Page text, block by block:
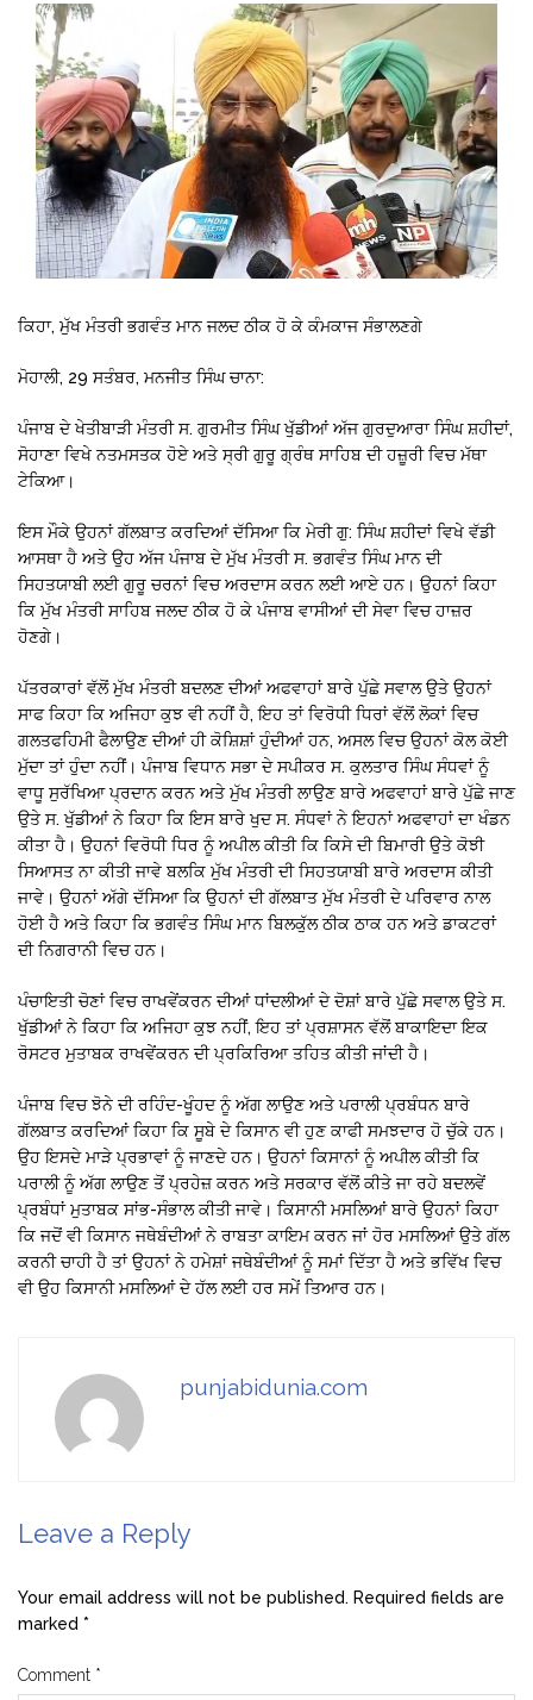
ਕਿਹਾ, ਮੁੱਖ ਮੰਤਰੀ ਭਗਵੰਤ ਮਾਨ ਜਲਦ ਠੀਕ ਹੋ ਕੇ ਕੰਮਕਾਜ ਸੰਭਾਲਣਗੇ
ਮੋਹਾਲੀ, 29 ਸਤੰਬਰ, ਮਨਜੀਤ ਸਿੰਘ ਚਾਨਾ:
ਪੰਜਾਬ ਦੇ ਖੇਤੀਬਾੜੀ ਮੰਤਰੀ ਸ. ਗੁਰਮੀਤ ਸਿੰਘ ਖੁੱਡੀਆਂ ਅੱਜ ਗੁਰਦੁਆਰਾ ਸਿੰਘ ਸ਼ਹੀਦਾਂ,
ਸੋਹਾਣਾ ਵਿਖੇ ਨਤਮਸਤਕ ਹੋਏ ਅਤੇ ਸ੍ਰੀ ਗੁਰੂ ਗ੍ਰੰਥ ਸਾਹਿਬ ਦੀ ਹਜ਼ੂਰੀ ਵਿਚ ਮੱਥਾ
ਟੇਕਿਆ।
ਇਸ ਮੌਕੇ ਉਹਨਾਂ ਗੱਲਬਾਤ ਕਰਦਿਆਂ ਦੱਸਿਆ ਕਿ ਮੇਰੀ ਗੁ: ਸਿੰਘ ਸ਼ਹੀਦਾਂ ਵਿਖੇ ਵੱਡੀ
ਆਸਥਾ ਹੈ ਅਤੇ ਉਹ ਅੱਜ ਪੰਜਾਬ ਦੇ ਮੁੱਖ ਮੰਤਰੀ ਸ. ਭਗਵੰਤ ਸਿੰਘ ਮਾਨ ਦੀ
ਸਿਹਤਯਾਬੀ ਲਈ ਗੁਰੂ ਚਰਨਾਂ ਵਿਚ ਅਰਦਾਸ ਕਰਨ ਲਈ ਆਏ ਹਨ। ਉਹਨਾਂ ਕਿਹਾ
ਕਿ ਮੁੱਖ ਮੰਤਰੀ ਸਾਹਿਬ ਜਲਦ ਠੀਕ ਹੋ ਕੇ ਪੰਜਾਬ ਵਾਸੀਆਂ ਦੀ ਸੇਵਾ ਵਿਚ ਹਾਜ਼ਰ
ਹੋਣਗੇ।
ਪੱਤਰਕਾਰਾਂ ਵੱਲੋਂ ਮੁੱਖ ਮੰਤਰੀ ਬਦਲਣ ਦੀਆਂ ਅਫਵਾਹਾਂ ਬਾਰੇ ਪੁੱਛੇ ਸਵਾਲ ਉਤੇ ਉਹਨਾਂ
ਸਾਫ ਕਿਹਾ ਕਿ ਅਜਿਹਾ ਕੁਝ ਵੀ ਨਹੀਂ ਹੈ, ਇਹ ਤਾਂ ਵਿਰੋਧੀ ਧਿਰਾਂ ਵੱਲੋਂ ਲੋਕਾਂ ਵਿਚ
ਗਲਤਫਹਿਮੀ ਫੈਲਾਉਣ ਦੀਆਂ ਹੀ ਕੋਸ਼ਿਸ਼ਾਂ ਹੁੰਦੀਆਂ ਹਨ, ਅਸਲ ਵਿਚ ਉਹਨਾਂ ਕੋਲ ਕੋਈ
ਮੁੱਦਾ ਤਾਂ ਹੁੰਦਾ ਨਹੀਂ। ਪੰਜਾਬ ਵਿਧਾਨ ਸਭਾ ਦੇ ਸਪੀਕਰ ਸ. ਕੁਲਤਾਰ ਸਿੰਘ ਸੰਧਵਾਂ ਨੂੰ
ਵਾਧੂ ਸੁਰੱਖਿਆ ਪ੍ਰਦਾਨ ਕਰਨ ਅਤੇ ਮੁੱਖ ਮੰਤਰੀ ਲਾਉਣ ਬਾਰੇ ਅਫਵਾਹਾਂ ਬਾਰੇ ਪੁੱਛੇ ਜਾਣ
ਉਤੇ ਸ. ਖੁੱਡੀਆਂ ਨੇ ਕਿਹਾ ਕਿ ਇਸ ਬਾਰੇ ਖੁਦ ਸ. ਸੰਧਵਾਂ ਨੇ ਇਹਨਾਂ ਅਫਵਾਹਾਂ ਦਾ ਖੰਡਨ
ਕੀਤਾ ਹੈ। ਉਹਨਾਂ ਵਿਰੋਧੀ ਧਿਰ ਨੂੰ ਅਪੀਲ ਕੀਤੀ ਕਿ ਕਿਸੇ ਦੀ ਬਿਮਾਰੀ ਉਤੇ ਕੋਝੀ
ਸਿਆਸਤ ਨਾ ਕੀਤੀ ਜਾਵੇ ਬਲਕਿ ਮੁੱਖ ਮੰਤਰੀ ਦੀ ਸਿਹਤਯਾਬੀ ਬਾਰੇ ਅਰਦਾਸ ਕੀਤੀ
ਜਾਵੇ। ਉਹਨਾਂ ਅੱਗੇ ਦੱਸਿਆ ਕਿ ਉਹਨਾਂ ਦੀ ਗੱਲਬਾਤ ਮੁੱਖ ਮੰਤਰੀ ਦੇ ਪਰਿਵਾਰ ਨਾਲ
ਹੋਈ ਹੈ ਅਤੇ ਕਿਹਾ ਕਿ ਭਗਵੰਤ ਸਿੰਘ ਮਾਨ ਬਿਲਕੁੱਲ ਠੀਕ ਠਾਕ ਹਨ ਅਤੇ ਡਾਕਟਰਾਂ
ਦੀ ਨਿਗਰਾਨੀ ਵਿਚ ਹਨ।
ਪੰਚਾਇਤੀ ਚੋਣਾਂ ਵਿਚ ਰਾਖਵੇਂਕਰਨ ਦੀਆਂ ਧਾਂਦਲੀਆਂ ਦੇ ਦੋਸ਼ਾਂ ਬਾਰੇ ਪੁੱਛੇ ਸਵਾਲ ਉਤੇ ਸ.
ਖੁੱਡੀਆਂ ਨੇ ਕਿਹਾ ਕਿ ਅਜਿਹਾ ਕੁਝ ਨਹੀਂ, ਇਹ ਤਾਂ ਪ੍ਰਸ਼ਾਸਨ ਵੱਲੋਂ ਬਾਕਾਇਦਾ ਇਕ
ਰੋਸਟਰ ਮੁਤਾਬਕ ਰਾਖਵੇਂਕਰਨ ਦੀ ਪ੍ਰਕਿਰਿਆ ਤਹਿਤ ਕੀਤੀ ਜਾਂਦੀ ਹੈ।
ਪੰਜਾਬ ਵਿਚ ਝੋਨੇ ਦੀ ਰਹਿੰਦ-ਖੂੰਹਦ ਨੂੰ ਅੱਗ ਲਾਉਣ ਅਤੇ ਪਰਾਲੀ ਪ੍ਰਬੰਧਨ ਬਾਰੇ
ਗੱਲਬਾਤ ਕਰਦਿਆਂ ਕਿਹਾ ਕਿ ਸੂਬੇ ਦੇ ਕਿਸਾਨ ਵੀ ਹੁਣ ਕਾਫੀ ਸਮਝਦਾਰ ਹੋ ਚੁੱਕੇ ਹਨ।
ਉਹ ਇਸਦੇ ਮਾੜੇ ਪ੍ਰਭਾਵਾਂ ਨੂੰ ਜਾਣਦੇ ਹਨ। ਉਹਨਾਂ ਕਿਸਾਨਾਂ ਨੂੰ ਅਪੀਲ ਕੀਤੀ ਕਿ
ਪਰਾਲੀ ਨੂੰ ਅੱਗ ਲਾਉਣ ਤੋਂ ਪ੍ਰਹੇਜ਼ ਕਰਨ ਅਤੇ ਸਰਕਾਰ ਵੱਲੋਂ ਕੀਤੇ ਜਾ ਰਹੇ ਬਦਲਵੇਂ
ਪ੍ਰਬੰਧਾਂ ਮੁਤਾਬਕ ਸਾਂਭ-ਸੰਭਾਲ ਕੀਤੀ ਜਾਵੇ। ਕਿਸਾਨੀ ਮਸਲਿਆਂ ਬਾਰੇ ਉਹਨਾਂ ਕਿਹਾ
ਕਿ ਜਦੋਂ ਵੀ ਕਿਸਾਨ ਜਥੇਬੰਦੀਆਂ ਨੇ ਰਾਬਤਾ ਕਾਇਮ ਕਰਨ ਜਾਂ ਹੋਰ ਮਸਲਿਆਂ ਉਤੇ ਗੱਲ
ਕਰਨੀ ਚਾਹੀ ਹੈ ਤਾਂ ਉਹਨਾਂ ਨੇ ਹਮੇਸ਼ਾਂ ਜਥੇਬੰਦੀਆਂ ਨੂੰ ਸਮਾਂ ਦਿੱਤਾ ਹੈ ਅਤੇ ਭਵਿੱਖ ਵਿਚ
ਵੀ ਉਹ ਕਿਸਾਨੀ ਮਸਲਿਆਂ ਦੇ ਹੱਲ ਲਈ ਹਰ ਸਮੇਂ ਤਿਆਰ ਹਨ।
punjabidunia.com
Leave a Reply
Your email address will not be published. Required fields are
marked *
Comment *